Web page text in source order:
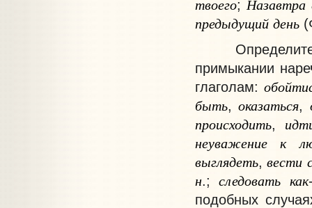
твоего; Назавтра
предыдущий день
примыкании
глаголам:
быть,оказаться,
происходить,
неуважение
к
выглядеть,вести
н.;следовать как
подобных